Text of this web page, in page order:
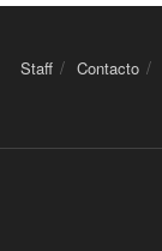
Staff Contacto